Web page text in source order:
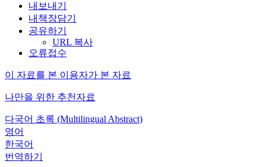
내보내기
내책장담기
공유하기
URL 복사
오류접수
이 자료를 본 이용자가 본 자료
나만을 위한 추천자료
다국어 초록 (Multilingual Abstract)
영어
한국어
번역하기